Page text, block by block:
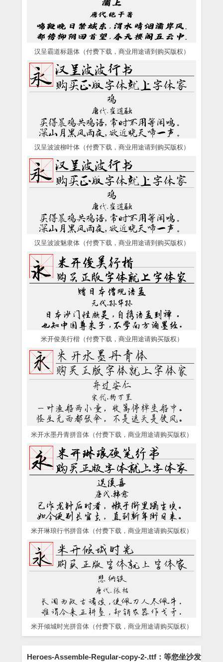
汉呈霸道标题体（付费下载，商业用途请到购买版权）
汉呈波波柳叶体（付费下载，商业用途请到购买版权）
汉呈波波魅隶体（付费下载，商业用途请到购买版权）
米开俊美行楷（付费下载，商业用途请购买版权）
米开水墨丹青拼音体（付费下载，商业用途请购买版权）
米开琳琅行书拼音体（付费下载，商业用途请购买版权）
米开倾城时光拼音体（付费下载，商业用途请购买版权）
Heroes-Assemble-Regular-copy-2-.ttf：等您坐沙发